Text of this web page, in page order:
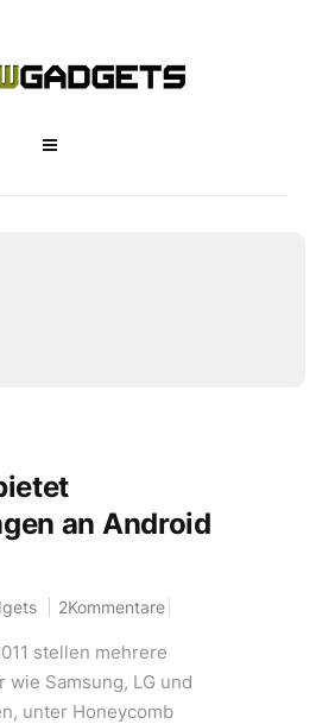
an Android
2Kommentare
stellen mehrere
Samsung, LG und
unter Honeycomb